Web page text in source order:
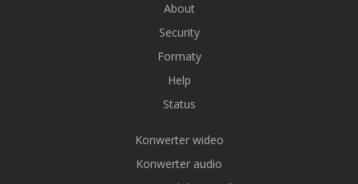
About
Security
Formaty
Help
Status
Konwerter wideo
Konwerter audio